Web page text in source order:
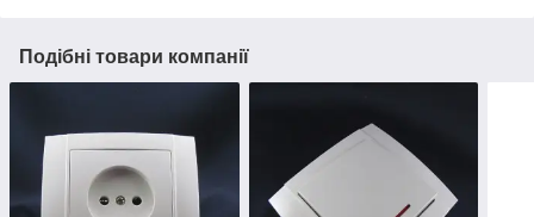
Подібні товари компанії